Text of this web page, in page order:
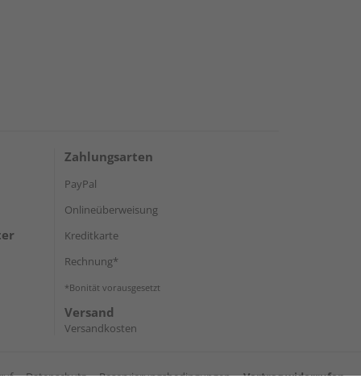
Zahlungsarten
PayPal
Onlineüberweisung
Kreditkarte
Rechnung*
*Bonität vorausgesetzt
Versand
Versandkosten
Datenschutz Reservierungsbedingungen Vertrag widerrufen